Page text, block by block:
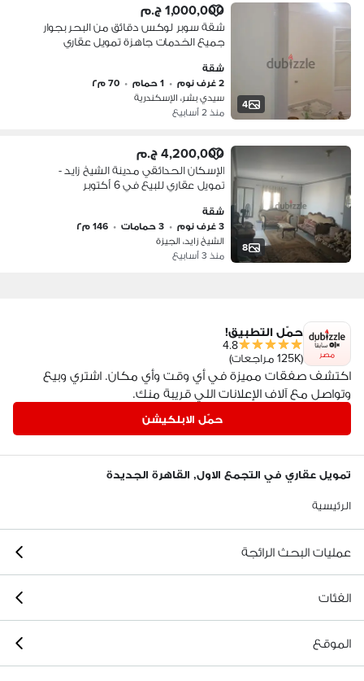
4
1,000,000 ج.م
شقة سوبر لوكس دقائق من البحر بجوار
جميع الخدمات جاهزة تمويل عقاري
شقة
2 غرف نوم
• 1 حمام • 70 م٢
سيدي بشر، الإسكندرية
منذ 2 أسابيع
8
4,200,000 ج.م
الإسكان الحدائقي مدينة الشيخ زايد -
تمويل عقاري للبيع في 6 أكتوبر
شقة
3 غرف نوم
• 3 حمامات • 146 م٢
الشيخ زايد، الجيزة
منذ 3 أسابيع
مصر
حمّل التطبيق!
4.8
(125K مراجعات)
اكتشف صفقات مميزة في أي وقت وأي مكان. اشتري وبيع
وتواصل مع آلاف الإعلانات اللي قريبة منك.
حمّل الابلكيشن
تمويل عقاري في التجمع الاول, القاهرة الجديدة
الرئيسية
عمليات البحث الرائجة
الفئات
الموقع